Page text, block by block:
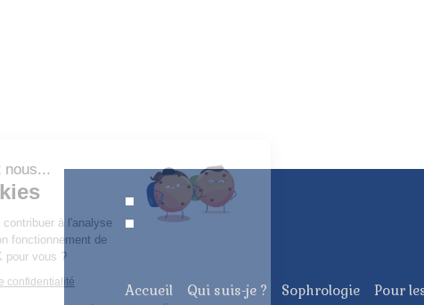
Ligne 1
Ligne 2
Accueil
Qui suis-je ? Sophrologie Pour
Bonjour c'est nous...
Les Cookies
Notre rôle est de contribuer à l'analyse
du trafic et au bon fonctionnement de
ce site. C'est OK pour vous ?
Lire la politique de confidentialité